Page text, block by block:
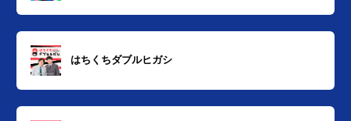
はちくちダブルヒガシ